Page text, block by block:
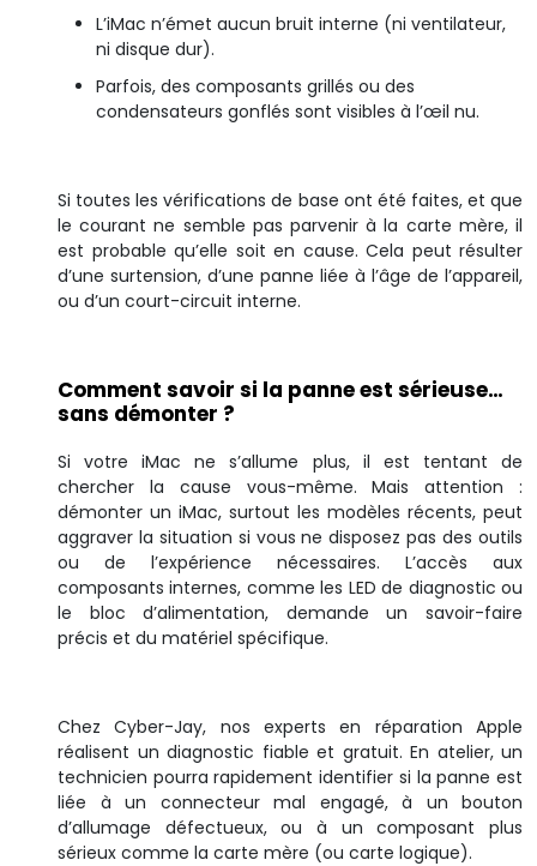
L’iMac n’émet aucun bruit interne (ni ventilateur,
ni disque dur).
Parfois, des composants grillés ou des
condensateurs gonflés sont visibles à l’œil nu.
Si toutes les vérifications de base ont été faites, et que
le courant ne semble pas parvenir à la carte mère, il
est probable qu’elle soit en cause. Cela peut résulter
d’une surtension, d’une panne liée à l’âge de l’appareil,
ou d’un court-circuit interne.
Comment savoir si la panne est sérieuse…
sans démonter ?
Si votre iMac ne s’allume plus, il est tentant de
chercher la cause vous-même. Mais attention :
démonter un iMac, surtout les modèles récents, peut
aggraver la situation si vous ne disposez pas des outils
ou de l’expérience nécessaires. L’accès aux
composants internes, comme les LED de diagnostic ou
le bloc d’alimentation, demande un savoir-faire
précis et du matériel spécifique.
Chez Cyber-Jay, nos experts en réparation Apple
réalisent un diagnostic fiable et gratuit. En atelier, un
technicien pourra rapidement identifier si la panne est
liée à un connecteur mal engagé, à un bouton
d’allumage défectueux, ou à un composant plus
sérieux comme la carte mère (ou carte logique).